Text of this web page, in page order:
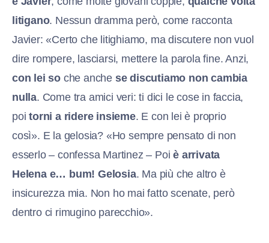
litigano. Nessun dramma però, come racconta
Javier: «Certo che litighiamo, ma discutere non vuol
dire rompere, lasciarsi, mettere la parola fine. Anzi,
con lei so che anche se discutiamo non cambia
nulla. Come tra amici veri: ti dici le cose in faccia,
poitorni a ridere insieme. E con lei è proprio
così». E la gelosia? «Ho sempre pensato di non
esserlo – confessa Martinez – Poiè arrivata
Helena e… bum! Gelosia. Ma più che altro è
insicurezza mia. Non ho mai fatto scenate, però
dentro ci rimugino parecchio».